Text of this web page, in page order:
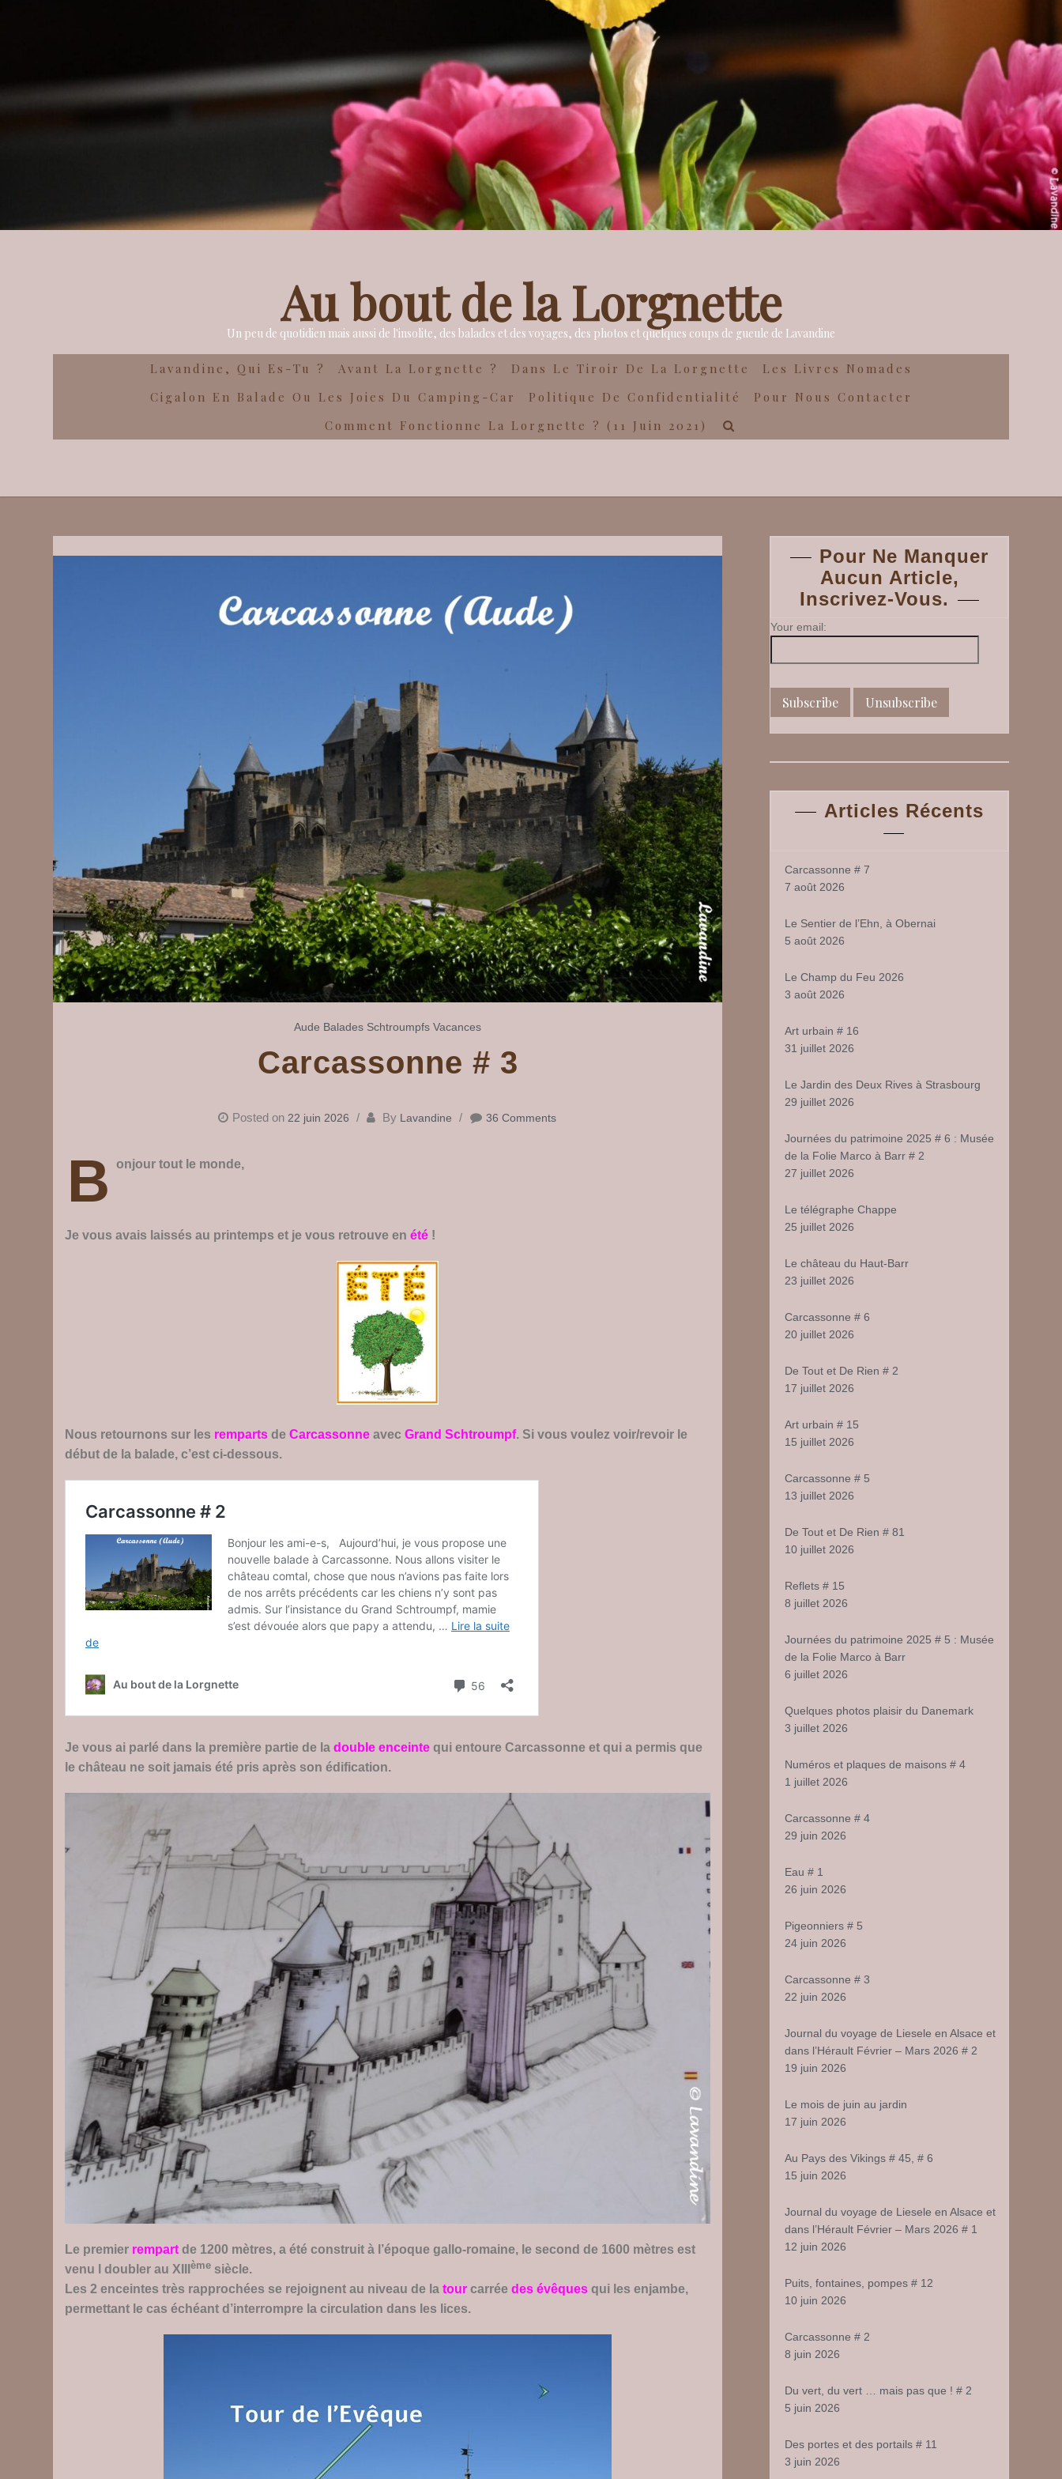
Au bout de la Lorgnette
Un peu de quotidien mais aussi de l'insolite, des balades et des voyages, des photos et quelques coups de gueule de Lavandine
Lavandine, Qui Es-Tu ? Avant La Lorgnette ? Dans Le Tiroir De La Lorgnette
Les Livres Nomades
Cigalon En Balade Ou Les Joies Du Camping-Car
Politique De Confidentialité
Pour Nous Contacter
Comment Fonctionne La Lorgnette ? (11 Juin 2021)
Aude Balades Schtroumpfs Vacances
Carcassonne # 3
Posted on 22 juin 2026 By Lavandine 36 Comments
B onjour tout le monde,
Je vous avais laissés au printemps et je vous retrouve enété !
Nous retournons sur les remparts deCarcassonne avecGrand Schtroumpf. Si vous voulez voir/revoir le
début de la balade, c’est ci-dessous.
Je vous ai parlé dans la première partie de ladouble enceinte qui entoure Carcassonne et qui a permis que
le château ne soit jamais été pris après son édification.
Le premier rempart de 1200 mètres, a été construit à l’époque gallo-romaine, le second de 1600 mètres est
venu l doubler au XIIIème siècle.
Les 2 enceintes très rapprochées se rejoignent au niveau de latour carréedes évêques qui les enjambe,
permettant le cas échéant d’interrompre la circulation dans les lices.
Pour Ne Manquer
Aucun Article,
Inscrivez-Vous.
Your email:
Articles Récents
Carcassonne # 7
7 août 2026
Le Sentier de l’Ehn, à Obernai
5 août 2026
Le Champ du Feu 2026
3 août 2026
Art urbain # 16
31 juillet 2026
Le Jardin des Deux Rives à Strasbourg
29 juillet 2026
Journées du patrimoine 2025 # 6 : Musée
de la Folie Marco à Barr # 2
27 juillet 2026
Le télégraphe Chappe
25 juillet 2026
Le château du Haut-Barr
23 juillet 2026
Carcassonne # 6
20 juillet 2026
De Tout et De Rien # 2
17 juillet 2026
Art urbain # 15
15 juillet 2026
Carcassonne # 5
13 juillet 2026
De Tout et De Rien # 81
10 juillet 2026
Reflets # 15
8 juillet 2026
Journées du patrimoine 2025 # 5 : Musée
de la Folie Marco à Barr
6 juillet 2026
Quelques photos plaisir du Danemark
3 juillet 2026
Numéros et plaques de maisons # 4
1 juillet 2026
Carcassonne # 4
29 juin 2026
Eau # 1
26 juin 2026
Pigeonniers # 5
24 juin 2026
Carcassonne # 3
22 juin 2026
Journal du voyage de Liesele en Alsace et
dans l’Hérault Février – Mars 2026 # 2
19 juin 2026
Le mois de juin au jardin
17 juin 2026
Au Pays des Vikings # 45, # 6
15 juin 2026
Journal du voyage de Liesele en Alsace et
dans l’Hérault Février – Mars 2026 # 1
12 juin 2026
Puits, fontaines, pompes # 12
10 juin 2026
Carcassonne # 2
8 juin 2026
Du vert, du vert … mais pas que ! # 2
5 juin 2026
Des portes et des portails # 11
3 juin 2026